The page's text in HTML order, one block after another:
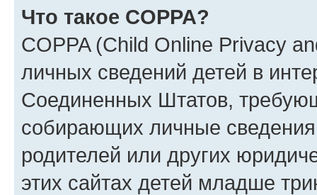
Что такое COPPA?
COPPA (Child Online Privacy
личных сведений детей в
Соединенных Штатов,
собирающих личные
родителей или других
этих сайтах детей младше